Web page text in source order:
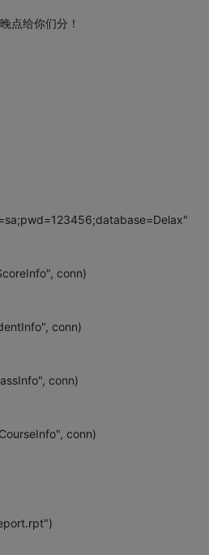
点给你们分！
conn)
conn)
conn)
conn)